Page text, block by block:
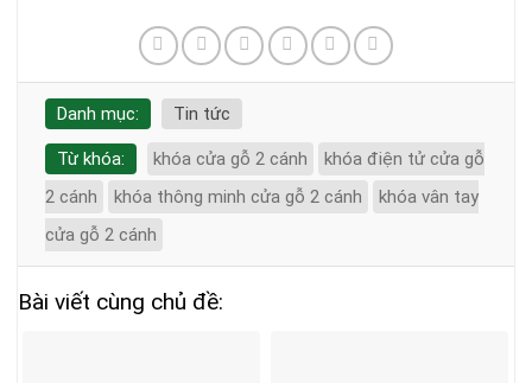
Danh mục: Tin tức
Từ khóa: khóa cửa gỗ 2 cánh
khóa điện tử cửa gỗ
2 cánh
khóa thông minh cửa gỗ 2 cánh
khóa vân tay
cửa gỗ 2 cánh
Bài viết cùng chủ đề: